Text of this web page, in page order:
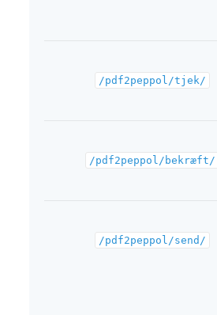
/pdf2peppol/tjek/
/pdf2peppol/bekræft/
/pdf2peppol/send/